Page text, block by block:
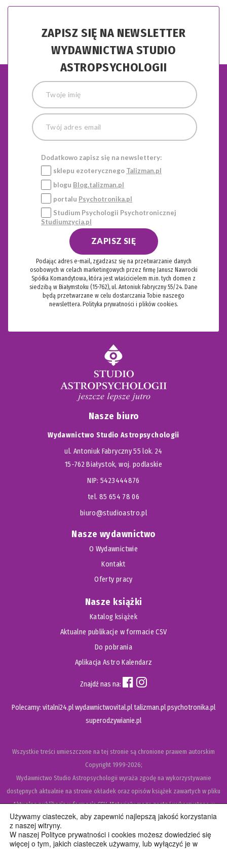
ZAPISZ SIĘ NA NEWSLETTER
WYDAWNICTWA STUDIO
ASTROPSYCHOLOGII
Dodatkowo zapisz się na newslettery:
sklepu ezoterycznego Talizman.pl
blogu Blog.talizman.pl
portalu Psychotronika.pl
Studium Psychologii Psychotronicznej
Studiumzycia.pl
ZAPISZ SIĘ
Podając adres e-mail, zgadzasz się na przetwarzanie danych
osobowych w celach marketingowych przez firmę Janusz Nawrocki
Spółka Komandytowa, która jest właścicielem m.in. tych domen z
siedzibą w Białymstoku (15-762), ul. Antoniuk Fabryczny 55/24. Dane
będą przetwarzane w celu dostarczania Tobie naszego
newslettera. Polityka prywatności i plików cookies.
Nasze biuro
Wydawnictwo Studio Astropsychologii
ul. Antoniuk Fabryczny 55 lok. 24
15-762 Białystok, woj. podlaskie
NIP: 5423444876
tel. 85 654 78 06
biuro@studioastro.pl
Nasze wydawnictwo
O Wydawnictwie
Kontakt
Oferty pracy
Nasze książki
Katalog książek
Aktualne publikacje w formacie CSV
Do pobrania
Aplikacja Astro Kalendarz
Znajdź nas na:
Polecamy: vitalni24.plwydawnictwovital.pltalizman.plpsychotronika.pl
superodzywianie.pl
Wszystkie treści umieszczone na tej stronie są chronione prawem autorskim
Copyright1999-2026;
Wydawnictwo Studio Astropsychologii wyraża zgodę na wykorzystywanie
dostępnych aktualnie na stronie okładek oraz opisów książek zawartych w pliku
Aktualne publikacje w formacie CSV. Materiały mogą zostać wykorzystane w
recenzjach książek, katalogach internetowych, bibliotecznych (OPAC) oraz
materiałach promujących legalną dystrybucję książek. Usunięcie materiału z ww.
strony internetowej, równoznaczne jest z cofnięciem udzielonej zgody.
Używamy ciasteczek, aby zapewnić najlepszą jakość korzystania
z naszej witryny.
W naszej Polityce prywatności i cookies możesz dowiedzieć się
więcej o tym, jakich ciasteczek używamy, lub wyłączyć je w